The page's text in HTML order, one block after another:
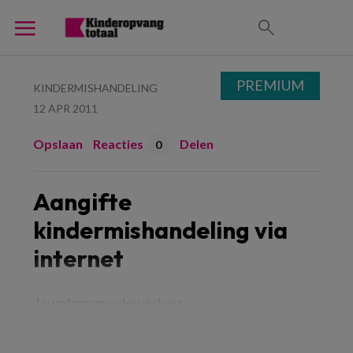
KINDERMISHANDELING
12 APR 2011
Opslaan Reacties 0 Delen
Aangifte
kindermishandeling via
internet
PREMIUM